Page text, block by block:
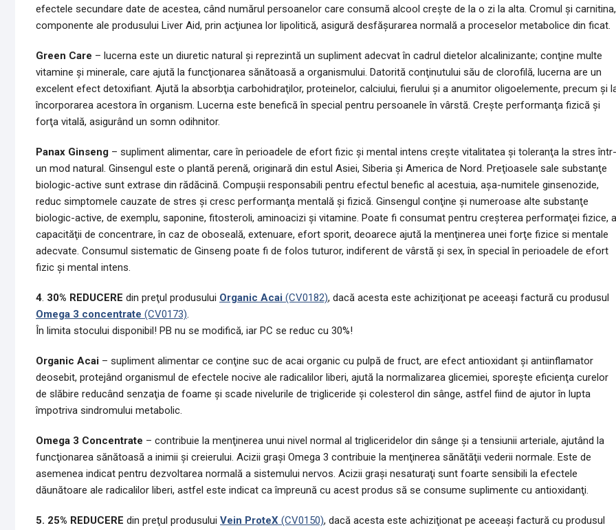
efectele secundare date de acestea, când numărul persoanelor care consumă alcool creşte de la o zi la alta. Cromul şi carnitina,
componente ale produsului Liver Aid, prin acţiunea lor lipolitică, asigură desfăşurarea normală a proceselor metabolice din ficat.
Green Care – lucerna este un diuretic natural şi reprezintă un supliment adecvat în cadrul dietelor alcalinizante; conţine multe
vitamine şi minerale, care ajută la funcţionarea sănătoasă a organismului. Datorită conţinutului său de clorofilă, lucerna are un
excelent efect detoxifiant. Ajută la absorbţia carbohidraţilor, proteinelor, calciului, fierului şi a anumitor oligoelemente, precum şi
încorporarea acestora în organism. Lucerna este benefică în special pentru persoanele în vârstă. Creşte performanţa fizică şi
forţa vitală, asigurând un somn odihnitor.
Panax Ginseng – supliment alimentar, care în perioadele de efort fizic şi mental intens creşte vitalitatea şi toleranţa la stres într-
un mod natural. Ginsengul este o plantă perenă, originară din estul Asiei, Siberia şi America de Nord. Preţioasele sale substanţe
biologic-active sunt extrase din rădăcină. Compuşii responsabili pentru efectul benefic al acestuia, aşa-numitele ginsenozide,
reduc simptomele cauzate de stres şi cresc performanţa mentală şi fizică. Ginsengul conţine şi numeroase alte substanţe
biologic-active, de exemplu, saponine, fitosteroli, aminoacizi şi vitamine. Poate fi consumat pentru creşterea performaţei fizice, a
capacităţii de concentrare, în caz de oboseală, extenuare, efort sporit, deoarece ajută la menţinerea unei forţe fizice si mentale
adecvate. Consumul sistematic de Ginseng poate fi de folos tuturor, indiferent de vârstă şi sex, în special în perioadele de efort
fizic şi mental intens.
4. 30% REDUCERE din preţul produsului Organic Acai (CV0182), dacă acesta este achiziţionat pe aceeaşi factură cu produsul
Omega 3 concentrate (CV0173).
În limita stocului disponibil! PB nu se modifică, iar PC se reduc cu 30%!
Organic Acai – supliment alimentar ce conţine suc de acai organic cu pulpă de fruct, are efect antioxidant şi antiinflamator
deosebit, protejând organismul de efectele nocive ale radicalilor liberi, ajută la normalizarea glicemiei, sporeşte eficienţa curelor
de slăbire reducând senzaţia de foame şi scade nivelurile de trigliceride şi colesterol din sânge, astfel fiind de ajutor în lupta
împotriva sindromului metabolic.
Omega 3 Concentrate – contribuie la menţinerea unui nivel normal al trigliceridelor din sânge şi a tensiunii arteriale, ajutând la
funcţionarea sănătoasă a inimii şi creierului. Acizii graşi Omega 3 contribuie la menţinerea sănătăţii vederii normale. Este de
asemenea indicat pentru dezvoltarea normală a sistemului nervos. Acizii graşi nesaturaţi sunt foarte sensibili la efectele
dăunătoare ale radicalilor liberi, astfel este indicat ca împreună cu acest produs să se consume suplimente cu antioxidanţi.
5. 25% REDUCERE din preţul produsului Vein ProteX (CV0150), dacă acesta este achiziţionat pe aceeaşi factură cu produsul